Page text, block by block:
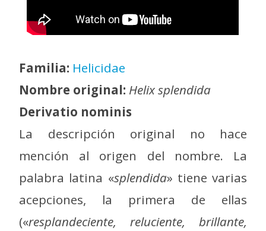
Familia: Helicidae
Nombre original: Helix splendida
Derivatio nominis
La descripción original no hace
mención al origen del nombre. La
palabra latina «splendida» tiene varias
acepciones, la primera de ellas
(«resplandeciente, reluciente, brillante,